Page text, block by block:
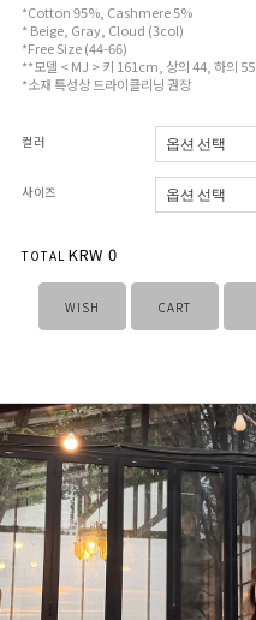
*Cotton 95%, Cashmere 5%
* Beige, Gray, Cloud (3col)
*Free Size (44-66)
**모델 < MJ > 키 161cm, 상의 44, 하의 55
*소재 특성상 드라이클리닝 권장
컬러
사이즈
TOTAL KRW 0
WISH CART